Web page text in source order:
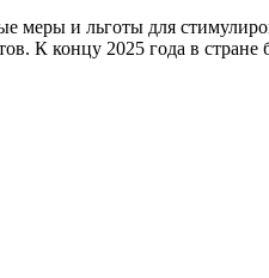
и льготы для
К концу 2025 года в стране